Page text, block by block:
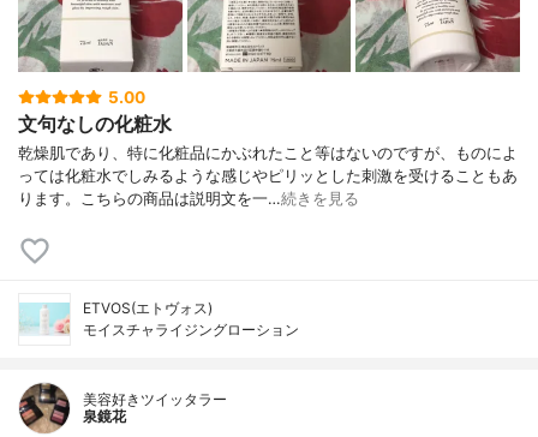
5.00
文句なしの化粧水
乾燥肌であり、特に化粧品にかぶれたこと等はないのですが、ものによ
っては化粧水でしみるような感じやピリッとした刺激を受けることもあ
ります。こちらの商品は説明文を一…続きを見る
ETVOS(エトヴォス)
モイスチャライジングローション
美容好きツイッタラー
泉鏡花